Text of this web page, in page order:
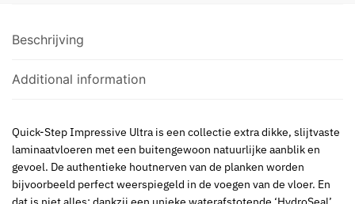
Beschrijving
Additional information
Quick-Step Impressive Ultra is een collectie extra dikke, slijtvaste
laminaatvloeren met een buitengewoon natuurlijke aanblik en
gevoel. De authentieke houtnerven van de planken worden
bijvoorbeeld perfect weerspiegeld in de voegen van de vloer. En